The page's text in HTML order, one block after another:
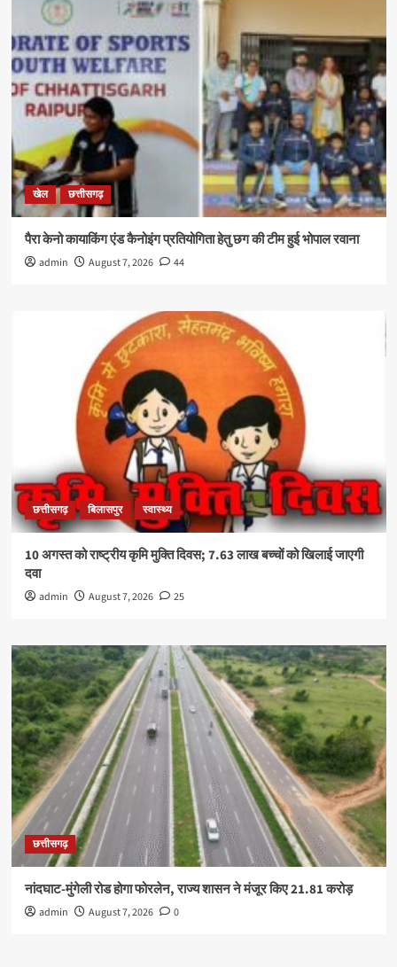
खेल छत्तीसगढ़
पैरा केनो कायाकिंग एंड कैनोइंग प्रतियोगिता हेतु छग की टीम हुई भोपाल रवाना
admin August 7, 2026 44
छत्तीसगढ़ बिलासपुर स्वास्थ्य
10 अगस्त को राष्ट्रीय कृमि मुक्ति दिवस; 7.63 लाख बच्चों को खिलाई जाएगी
दवा
admin August 7, 2026 25
छत्तीसगढ़
नांदघाट-मुंगेली रोड होगा फोरलेन, राज्य शासन ने मंजूर किए 21.81 करोड़
admin August 7, 2026 0